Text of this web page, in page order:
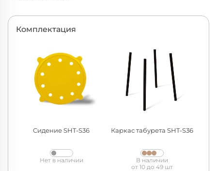
Комплектация
Сидение SHT-S36
Нет в наличии
Каркас табурета SHT-S36
В наличии
от 10 до 49 шт